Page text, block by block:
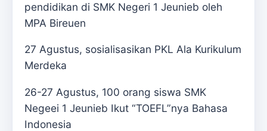
pendidikan di SMK Negeri 1 Jeunieb oleh
MPA Bireuen
27 Agustus, sosialisasikan PKL Ala Kurikulum
Merdeka
26-27 Agustus, 100 orang siswa SMK
Negeei 1 Jeunieb Ikut “TOEFL”nya Bahasa
Indonesia